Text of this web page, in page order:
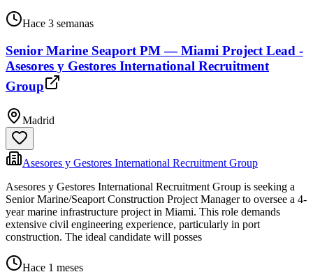
Hace 3 semanas
Senior Marine Seaport PM — Miami Project Lead -
Asesores y Gestores International Recruitment
Group
Madrid
Asesores y Gestores International Recruitment Group
Asesores y Gestores International Recruitment Group is seeking a
Senior Marine/Seaport Construction Project Manager to oversee a 4-
year marine infrastructure project in Miami. This role demands
extensive civil engineering experience, particularly in port
construction. The ideal candidate will posses
Hace 1 meses